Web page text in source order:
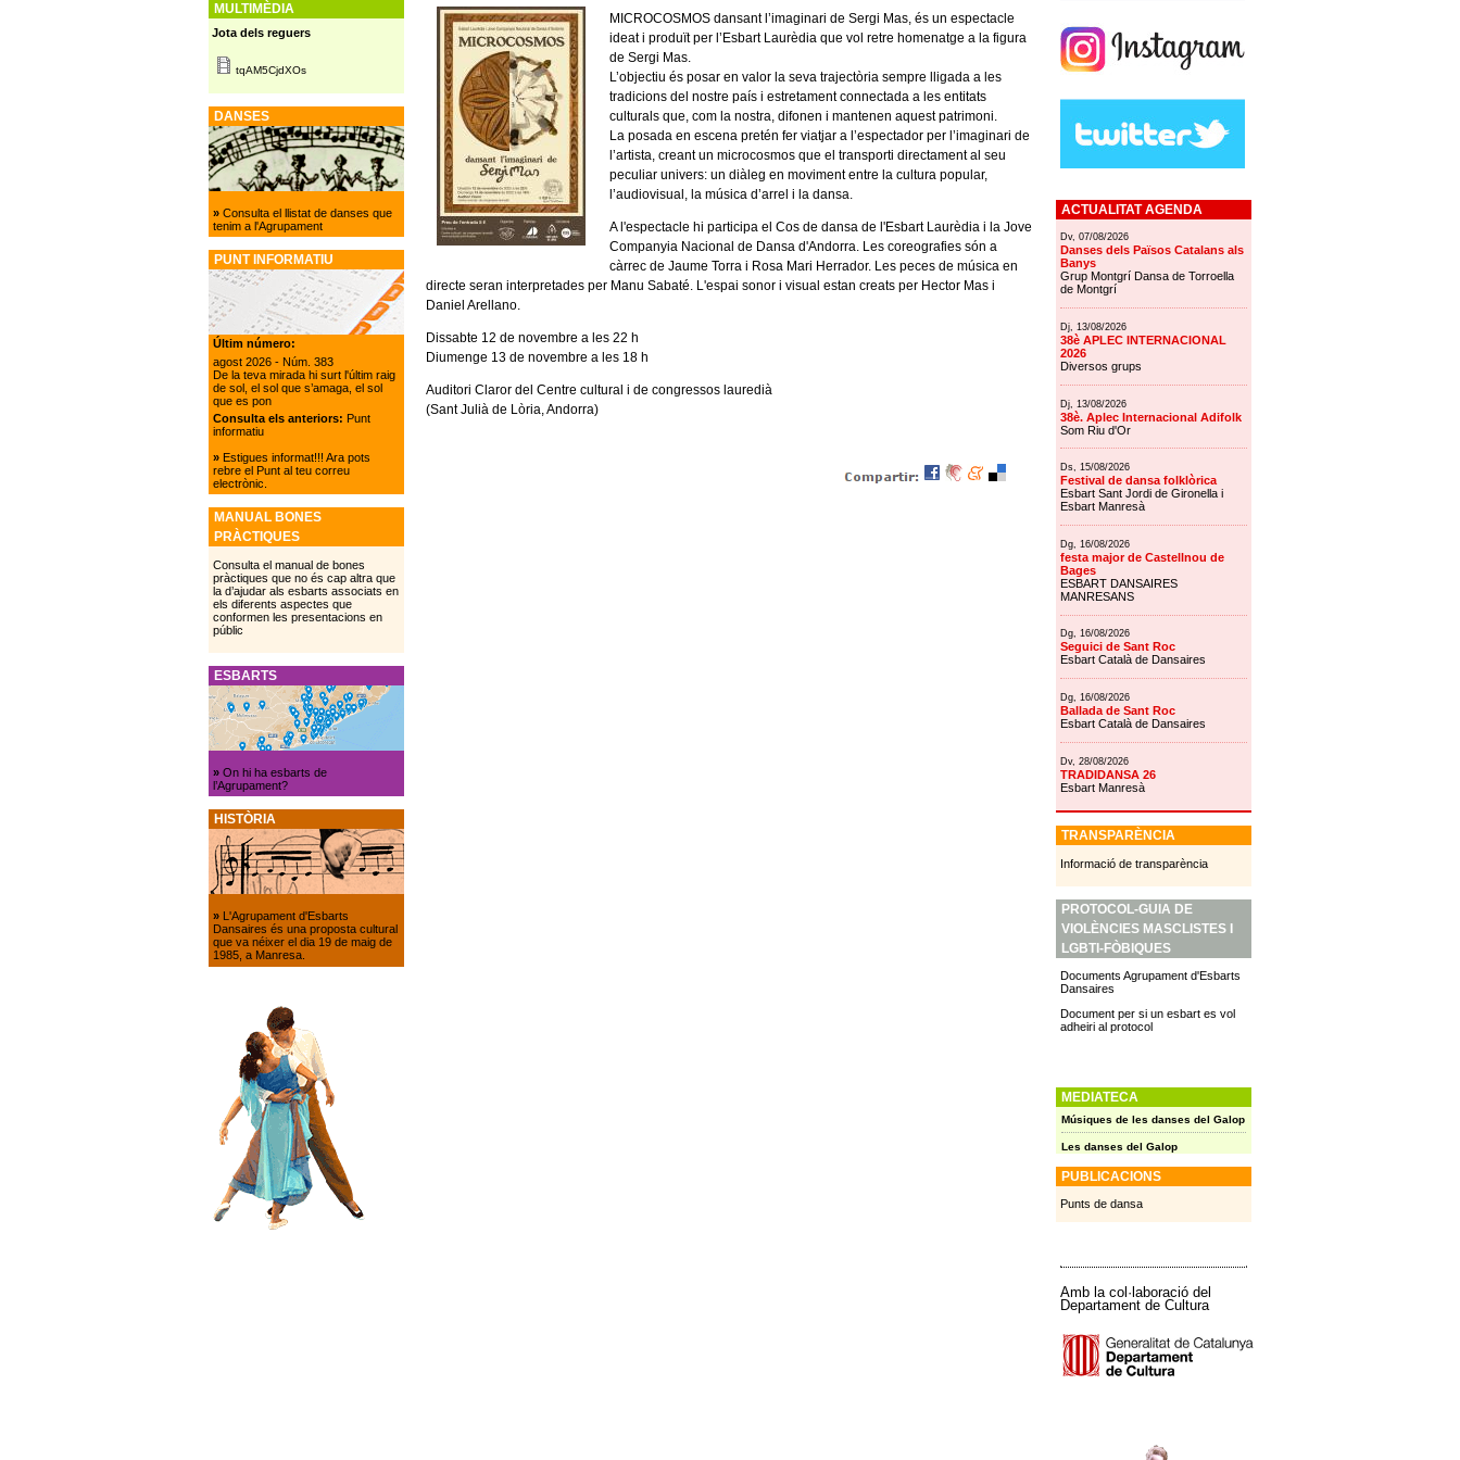
MICROCOSMOS dansant l’imaginari de Sergi Mas, és un espectacle
ideat i produït per l’Esbart Laurèdia que vol retre homenatge a la figura
de Sergi Mas.
L’objectiu és posar en valor la seva trajectòria sempre lligada a les
tradicions del nostre país i estretament connectada a les entitats
culturals que, com la nostra, difonen i mantenen aquest patrimoni.
La posada en escena pretén fer viatjar a l’espectador per l’imaginari de
l’artista, creant un microcosmos que el transporti directament al seu
peculiar univers: un diàleg en moviment entre la cultura popular,
l’audiovisual, la música d’arrel i la dansa.
A l'espectacle hi participa el Cos de dansa de l'Esbart Laurèdia i la Jove
Companyia Nacional de Dansa d'Andorra. Les coreografies són a
càrrec de Jaume Torra i Rosa Mari Herrador. Les peces de música en
directe seran interpretades per Manu Sabaté. L'espai sonor i visual estan creats per Hector Mas i
Daniel Arellano.
Dissabte 12 de novembre a les 22 h
Diumenge 13 de novembre a les 18 h
Auditori Claror del Centre cultural i de congressos lauredià
(Sant Julià de Lòria, Andorra)
MULTIMÈDIA
Jota dels reguers
tqAM5CjdXOs
DANSES
»Consulta el llistat de danses que
tenim a l'Agrupament
PUNT INFORMATIU
Últim número:
agost 2026 - Núm. 383
De la teva mirada hi surt l'últim raig
de sol, el sol que s’amaga, el sol
que es pon
Consulta els anteriors: Punt
informatiu
»Estigues informat!!! Ara pots
rebre el Punt al teu correu
electrònic.
MANUAL BONES
PRÀCTIQUES
Consulta el manual de bones
pràctiques que no és cap altra que
la d’ajudar als esbarts associats en
els diferents aspectes que
conformen les presentacions en
públic
ESBARTS
»On hi ha esbarts de
l’Agrupament?
HISTÒRIA
» L'Agrupament d'Esbarts
Dansaires és una proposta cultural
que va néixer el dia 19 de maig de
1985, a Manresa.
ACTUALITAT AGENDA
Dv, 07/08/2026
Danses dels Països Catalans als
Banys
Grup Montgrí Dansa de Torroella
de Montgrí
Dj, 13/08/2026
38è APLEC INTERNACIONAL
2026
Diversos grups
Dj, 13/08/2026
38è. Aplec Internacional Adifolk
Som Riu d'Or
Ds, 15/08/2026
Festival de dansa folklòrica
Esbart Sant Jordi de Gironella i
Esbart Manresà
Dg, 16/08/2026
festa major de Castellnou de
Bages
ESBART DANSAIRES
MANRESANS
Dg, 16/08/2026
Seguici de Sant Roc
Esbart Català de Dansaires
Dg, 16/08/2026
Ballada de Sant Roc
Esbart Català de Dansaires
Dv, 28/08/2026
TRADIDANSA 26
Esbart Manresà
TRANSPARÈNCIA
Informació de transparència
PROTOCOL-GUIA DE
VIOLÈNCIES MASCLISTES I
LGBTI-FÒBIQUES
Documents Agrupament d'Esbarts
Dansaires
Document per si un esbart es vol
adheiri al protocol
MEDIATECA
Músiques de les danses del Galop
Les danses del Galop
PUBLICACIONS
Punts de dansa
Amb la col·laboració del
Departament de Cultura